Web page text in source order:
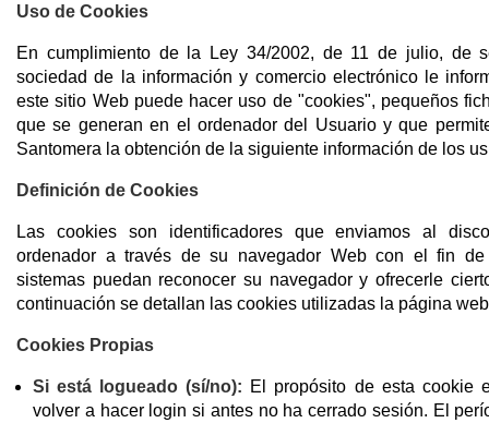
Uso de Cookies
En cumplimiento de la Ley 34/2002, de 11 de julio, de
sociedad de la información y comercio electrónico le
este sitio Web puede hacer uso de "cookies", pequeños
que se generan en el ordenador del Usuario y que
Santomera la obtención de la siguiente información de los
Definición de Cookies
Las cookies son identificadores que enviamos al
ordenador a través de su navegador Web con el fin de
sistemas puedan reconocer su navegador y ofrecerle
continuación se detallan las cookies utilizadas la página
Cookies Propias
Si está logueado (sí/no): El propósito de esta cookie
volver a hacer login si antes no ha cerrado sesión. El